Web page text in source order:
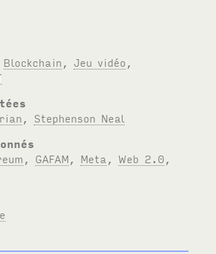
Blockchain Jeu vidéo
Stephenson Neal
GAFAM Meta ,Web 2.0